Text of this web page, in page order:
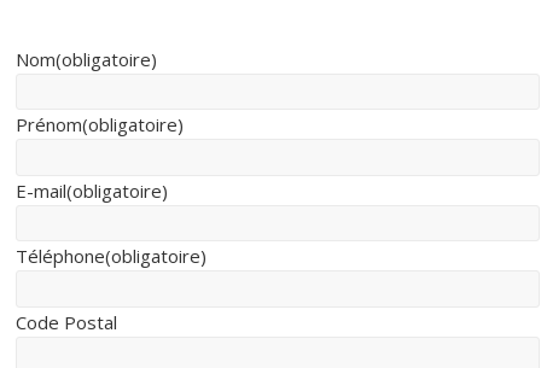
Nom(obligatoire)
Prénom(obligatoire)
E-mail(obligatoire)
Téléphone(obligatoire)
Code Postal